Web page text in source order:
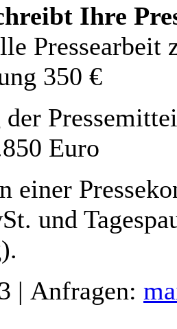
Ihre
Pressearbeit
350 €
der
Euro
einer
und
| Anfragen: